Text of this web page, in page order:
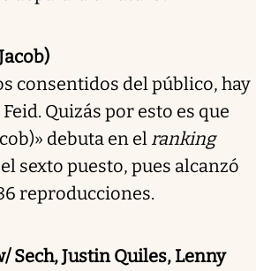
consentidos del público, hay
Quizás por esto es que
debuta en elranking
sexto puesto, pues alcanzó
reproducciones.
Sech, Justin Quiles, Lenny